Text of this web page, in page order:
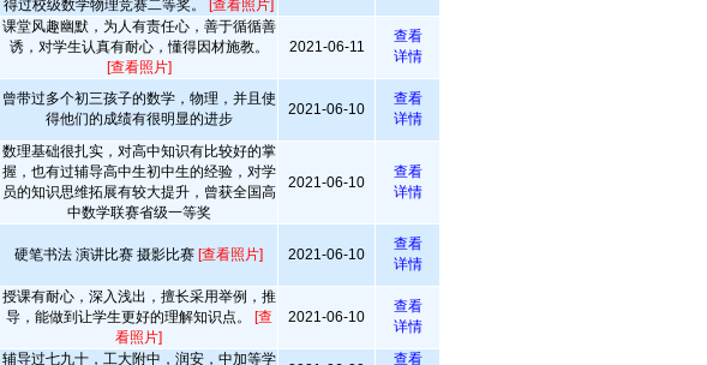
得过校级数学物理竞赛二等奖。 [查看照片]
课堂风趣幽默，为人有责任心，善于循循善
诱，对学生认真有耐心，懂得因材施教。
[查看照片]
2021-06-11
查看
详情
曾带过多个初三孩子的数学，物理，并且使
得他们的成绩有很明显的进步
2021-06-10
查看
详情
数理基础很扎实，对高中知识有比较好的掌
握，也有过辅导高中生初中生的经验，对学
员的知识思维拓展有较大提升，曾获全国高
中数学联赛省级一等奖
2021-06-10
查看
详情
硬笔书法 演讲比赛 摄影比赛 [查看照片] 2021-06-10
查看
详情
授课有耐心，深入浅出，擅长采用举例，推
导，能做到让学生更好的理解知识点。
[查
看照片]
2021-06-10
查看
详情
辅导过七九十，工大附中，润安，中加等学 查看